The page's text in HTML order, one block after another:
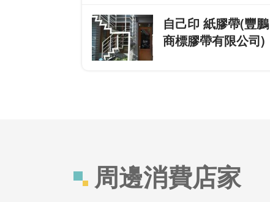
自己印 紙膠帶(豐鵬
商標膠帶有限公司)
周邊消費店家